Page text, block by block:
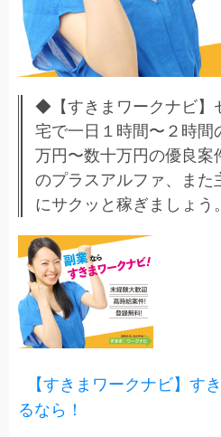
◆【すきまワークナビ
宅で一日１時間〜２時
万円〜数十万円の優良
のプラスアルファ、ま
にサクッと稼ぎましょう。
【すきまワークナビ】す
るなら！